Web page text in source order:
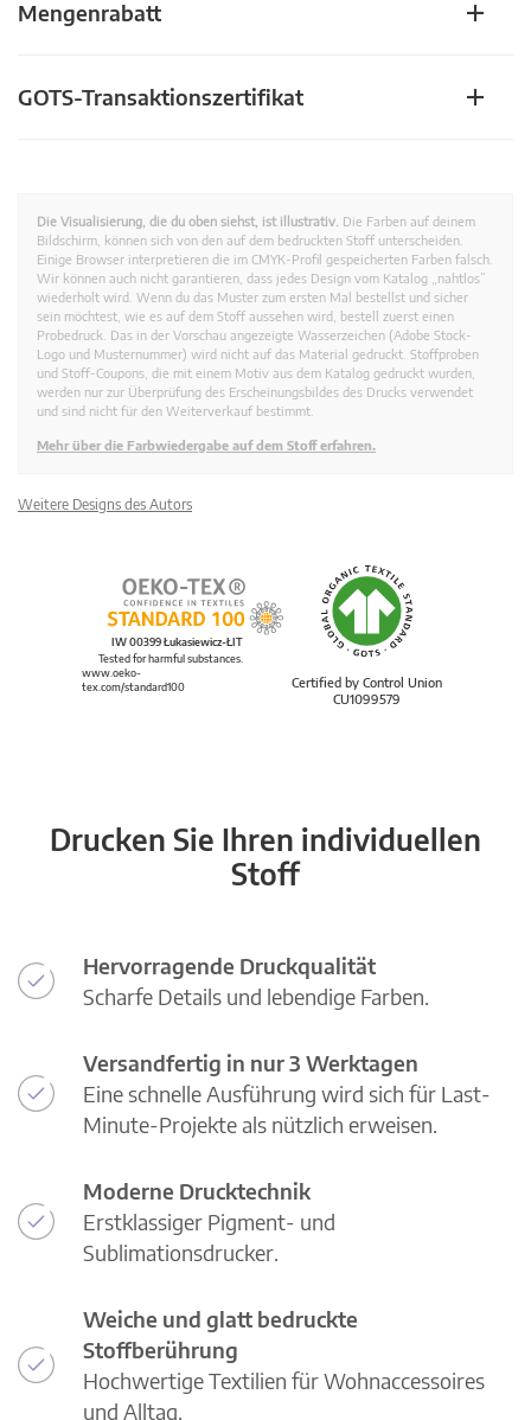
Mengenrabatt
GOTS-Transaktionszertifikat
Die Visualisierung, die du oben siehst, ist illustrativ. Die Farben auf deinem
Bildschirm, können sich von den auf dem bedruckten Stoff unterscheiden.
Einige Browser interpretieren die im CMYK-Profil gespeicherten Farben falsch.
Wir können auch nicht garantieren, dass jedes Design vom Katalog „nahtlos”
wiederholt wird. Wenn du das Muster zum ersten Mal bestellst und sicher
sein möchtest, wie es auf dem Stoff aussehen wird, bestell zuerst einen
Probedruck. Das in der Vorschau angezeigte Wasserzeichen (Adobe Stock-
Logo und Musternummer) wird nicht auf das Material gedruckt. Stoffproben
und Stoff-Coupons, die mit einem Motiv aus dem Katalog gedruckt wurden,
werden nur zur Überprüfung des Erscheinungsbildes des Drucks verwendet
und sind nicht für den Weiterverkauf bestimmt.
Mehr über die Farbwiedergabe auf dem Stoff erfahren.
Weitere Designs des Autors
Certified by Control Union
CU1099579
IW 00399 Łukasiewicz-ŁIT
Tested for harmful substances.
www.oeko-
tex.com/standard100
Drucken Sie Ihren individuellen
Stoff
Hervorragende Druckqualität
Scharfe Details und lebendige Farben.
Versandfertig in nur 3 Werktagen
Eine schnelle Ausführung wird sich für Last-
Minute-Projekte als nützlich erweisen.
Moderne Drucktechnik
Erstklassiger Pigment- und
Sublimationsdrucker.
Weiche und glatt bedruckte
Stoffberührung
Hochwertige Textilien für Wohnaccessoires
und Alltag.